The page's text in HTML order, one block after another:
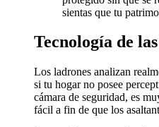
sientas que tu
Tecnología de
Los ladrones analizan
si tu hogar no posee
cámara de seguridad, es
fácil a fin de que los